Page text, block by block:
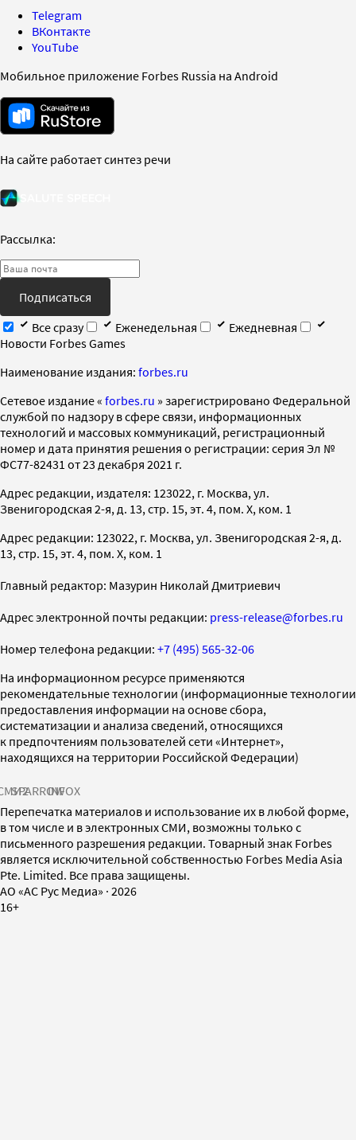
Telegram
ВКонтакте
YouTube
Мобильное приложение Forbes Russia на Android
На сайте работает синтез речи
Рассылка:
Подписаться
Все сразу
Еженедельная
Ежедневная
Новости Forbes Games
Наименование издания: forbes.ru
Cетевое издание « forbes.ru » зарегистрировано Федеральной
службой по надзору в сфере связи, информационных
технологий и массовых коммуникаций, регистрационный
номер и дата принятия решения о регистрации: серия Эл №
ФС77-82431 от 23 декабря 2021 г.
Адрес редакции, издателя: 123022, г. Москва, ул.
Звенигородская 2-я, д. 13, стр. 15, эт. 4, пом. X, ком. 1
Адрес редакции: 123022, г. Москва, ул. Звенигородская 2-я, д.
13, стр. 15, эт. 4, пом. X, ком. 1
Главный редактор: Мазурин Николай Дмитриевич
Адрес электронной почты редакции: press-release@forbes.ru
Номер телефона редакции: +7 (495) 565-32-06
На информационном ресурсе применяются
рекомендательные технологии (информационные технологии
предоставления информации на основе сбора,
систематизации и анализа сведений, относящихся
к предпочтениям пользователей сети «Интернет»,
находящихся на территории Российской Федерации)
SPARROWINFOX
Перепечатка материалов и использование их в любой форме,
в том числе и в электронных СМИ, возможны только с
письменного разрешения редакции. Товарный знак Forbes
является исключительной собственностью Forbes Media Asia
Pte. Limited. Все права защищены.
AO «АС Рус Медиа» · 2026
16+